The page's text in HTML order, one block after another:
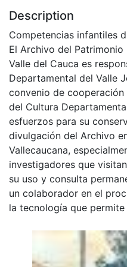
Description
Competencias infantiles
El Archivo del
Valle del Cauca es
Departamental del Valle
convenio de
del Cultura
esfuerzos para su
divulgación del Archivo
Vallecaucana,
investigadores que
su uso y consulta
un colaborador en el
la tecnología que